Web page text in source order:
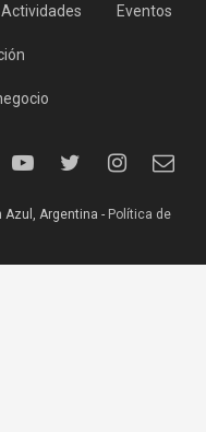
Actividades Eventos
Azul, Argentina - Política de